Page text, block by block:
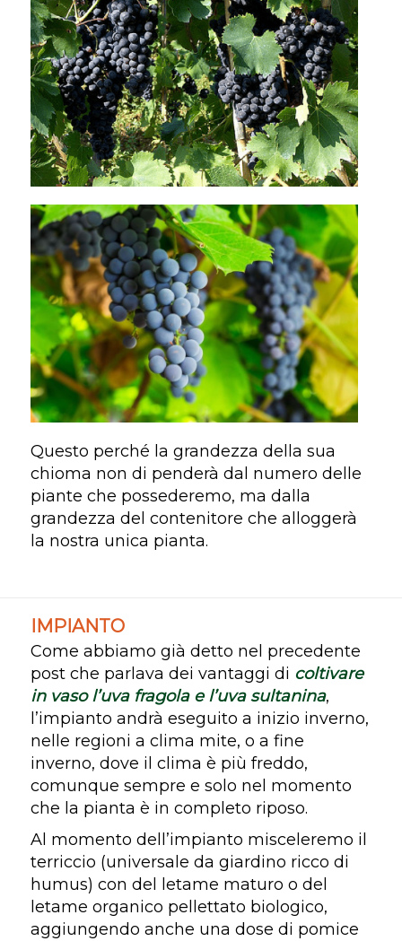
Questo perché la grandezza della sua
chioma non di penderà dal numero delle
piante che possederemo, ma dalla
grandezza del contenitore che alloggerà
la nostra unica pianta.
IMPIANTO
Come abbiamo già detto nel precedente
post che parlava dei vantaggi di coltivare
in vaso l’uva fragola e l’uva sultanina,
l’impianto andrà eseguito a inizio inverno,
nelle regioni a clima mite, o a fine
inverno, dove il clima è più freddo,
comunque sempre e solo nel momento
che la pianta è in completo riposo.
Al momento dell’impianto misceleremo il
terriccio (universale da giardino ricco di
humus) con del letame maturo o del
letame organico pellettato biologico,
aggiungendo anche una dose di pomice